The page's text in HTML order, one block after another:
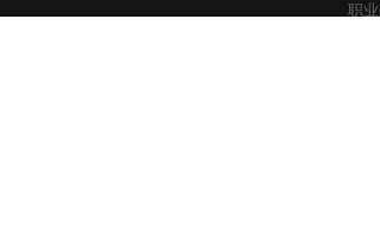
职